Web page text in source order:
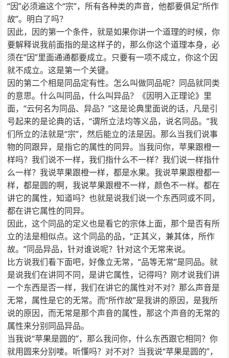
“因”必须遍这个“宗”，所有各种类的声音，他都要俱足“所作
故”。明白了吗？
因此，因的第一个条件，就是如果你讲一个道理的时候，你
要解释说我前面指的是这样子的，那么你这个道理本身，必
须在“因”里面通通都要成立。只要有一项不成立，你这个因
就不成立。这是第一个关键。
因的第二个相是同品定有性。怎么叫做同品呢？同品就同类
的意思。什么叫同品，什么叫异品？《因明入正理论》里
面，“云何名为同品、异品？”这是论典里面说的话，凡是引
号起来的是论典的话，“谓所立法均等义品，说名同品。”我
们所立的法就是“宗”，然后能立的法是因。那么当我们说事
物的同跟异，是指它的属性的同异。当我问你，苹果跟橙一
样吗？我们说不一样，我们指什么不一样？我们说一样指什
么一样？我说苹果跟橙一样，都是水果。我说苹果跟橙都一
样，都是圆的啊，我说苹果跟橙不一样，颜色不一样。都在
讲它的属性，知道吗？也就是说我们说一个东西同或不同，
都在讲它属性的同异。
因此，这个同品的定义也是看它的宗体上面，那个是否有所
立的法是相似点。这个同品的品，“正其义，兼其体，所作
故。”同品异品，针对谁说呢？针对这个无常来说。
比方说我们看下面吧，好像立无常，“品等无常”是同品。就
是说我们在讲同不同，是讲它属性，记得吗？刚才说我们讲
一个东西是否一样，我们在讲它的属性对不对？那么声音是
无常，属性是它的无常。而“所作故”是我讲的原因，是我所
说的原因，而无常是那个声音的属性，那这个声音的无常的
属性来分别同品异品。
当我说“苹果是圆的”，那么我问你，什么东西跟它相同？你
就用圆来分别喽。听懂吗？对不对？当我说“苹果是圆的”，